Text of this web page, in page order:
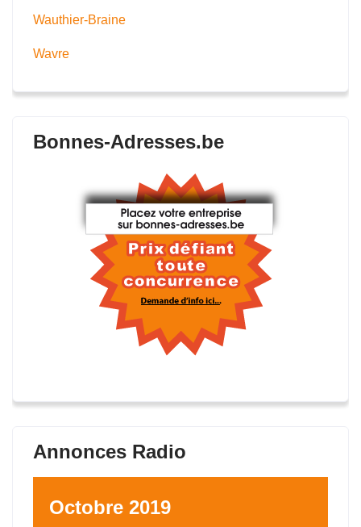
Wauthier-Braine
Wavre
Bonnes-Adresses.be
Annonces Radio
Octobre 2019